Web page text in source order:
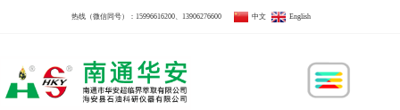
热线（微信同号）： 15996616200、 13906276600 中文 English